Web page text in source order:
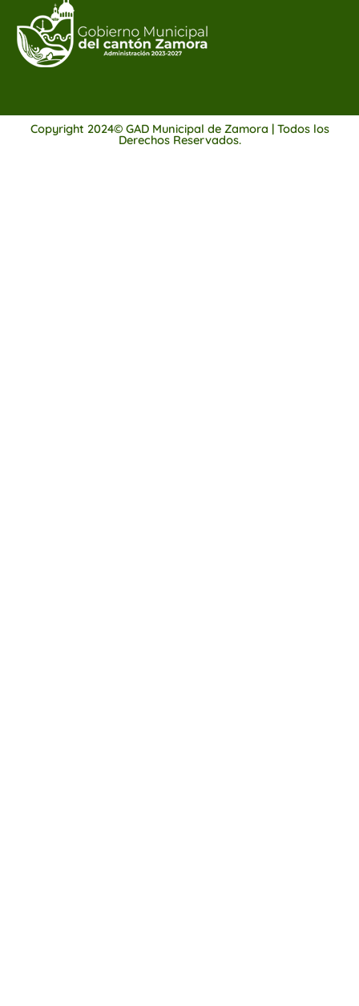
Copyright 2024© GAD Municipal de Zamora | Todos los
Derechos Reservados.